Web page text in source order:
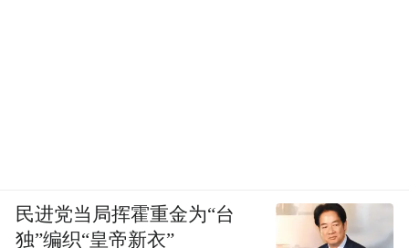
民进党当局挥霍重金为“台
独”编织“皇帝新衣”